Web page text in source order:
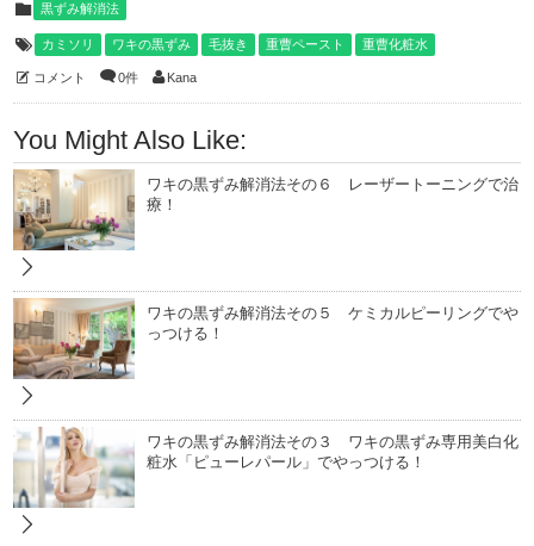
黒ずみ解消法
カミソリ ワキの黒ずみ 毛抜き 重曹ペースト 重曹化粧水
コメント 0件 Kana
You Might Also Like:
ワキの黒ずみ解消法その６ レーザートーニングで治
療！
ワキの黒ずみ解消法その５ ケミカルピーリングでや
っつける！
ワキの黒ずみ解消法その３ ワキの黒ずみ専用美白化
粧水「ピューレパール」でやっつける！